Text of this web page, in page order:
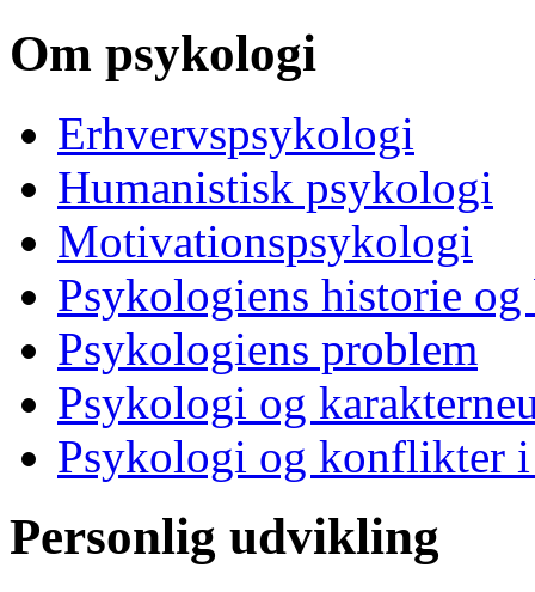
Om psykologi
Erhvervspsykologi
Humanistisk psykologi
Motivationspsykologi
Psykologiens historie og
Psykologiens problem
Psykologi og
Psykologi og konflikter
Personlig udvikling